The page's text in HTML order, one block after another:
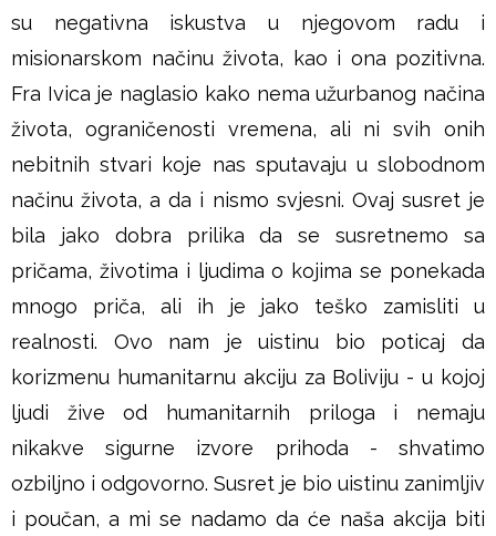
su negativna iskustva u njegovom radu i
misionarskom načinu života, kao i ona pozitivna.
Fra Ivica je naglasio kako nema užurbanog načina
života, ograničenosti vremena, ali ni svih onih
nebitnih stvari koje nas sputavaju u slobodnom
načinu života, a da i nismo svjesni. Ovaj susret je
bila jako dobra prilika da se susretnemo sa
pričama, životima i ljudima o kojima se ponekada
mnogo priča, ali ih je jako teško zamisliti u
realnosti. Ovo nam je uistinu bio poticaj da
korizmenu humanitarnu akciju za Boliviju - u kojoj
ljudi žive od humanitarnih priloga i nemaju
nikakve sigurne izvore prihoda - shvatimo
ozbiljno i odgovorno. Susret je bio uistinu zanimljiv
i poučan, a mi se nadamo da će naša akcija biti